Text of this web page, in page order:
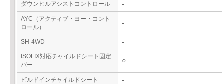
ダウンヒルアシストコントロール -
AYC（アクティブ・ヨー・コント
ロール）
-
SH-4WD -
ISOFIX対応チャイルドシート固定
バー
○
ビルドインチャイルドシート -